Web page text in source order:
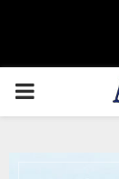
PRIMARY